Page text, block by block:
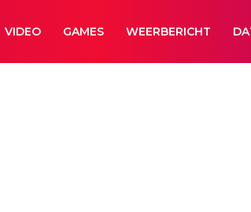
VIDEO GAMES WEERBERICHT